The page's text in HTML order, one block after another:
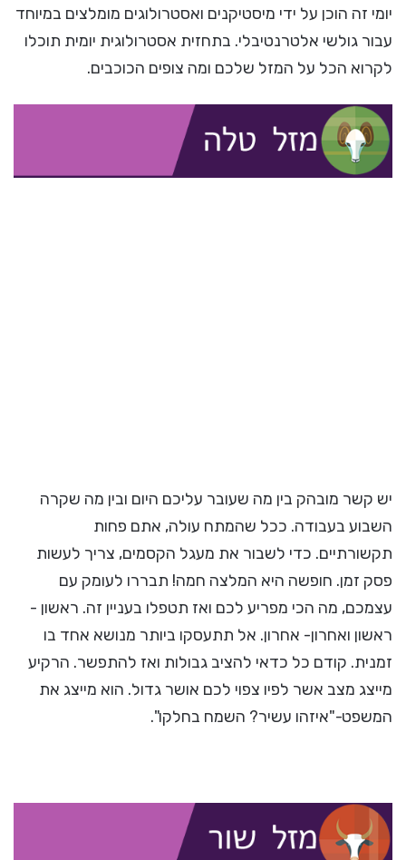
יומי זה הוכן על ידי מיסטיקנים ואסטרולוגים מומלצים במיוחד
עבור גולשי אלטרנטיבלי. בתחזית אסטרולוגית יומית תוכלו
לקרוא הכל על המזל שלכם ומה צופים הכוכבים.
יש קשר מובהק בין מה שעובר עליכם היום ובין מה שקרה
השבוע בעבודה. ככל שהמתח עולה, אתם פחות
תקשורתיים. כדי לשבור את מעגל הקסמים, צריך לעשות
פסק זמן. חופשה היא המלצה חמה! תבררו לעומק עם
עצמכם, מה הכי מפריע לכם ואז תטפלו בעניין זה. ראשון -
ראשון ואחרון- אחרון. אל תתעסקו ביותר מנושא אחד בו
זמנית. קודם כל כדאי להציב גבולות ואז להתפשר. הרקיע
מייצג מצב אשר לפיו צפוי לכם אושר גדול. הוא מייצג את
המשפט-"איזהו עשיר? השמח בחלקו".